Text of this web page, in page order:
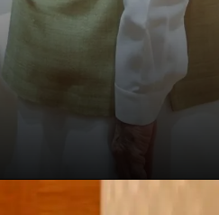
स्मार्ट सिटी
हो रहा है. इसलिए
हुए शहरों को स्मार्ट,